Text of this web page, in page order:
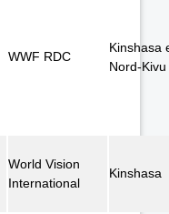
WWF RDC
Kinshasa
Nord-Kivu
World Vision
International
Kinshasa